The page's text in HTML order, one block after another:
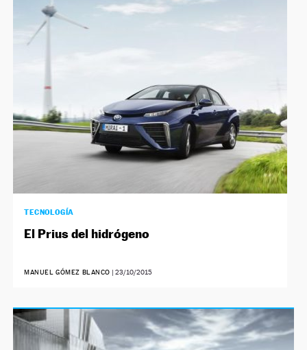
TECNOLOGÍA
El Prius del hidrógeno
MANUEL GÓMEZ BLANCO |23/10/2015